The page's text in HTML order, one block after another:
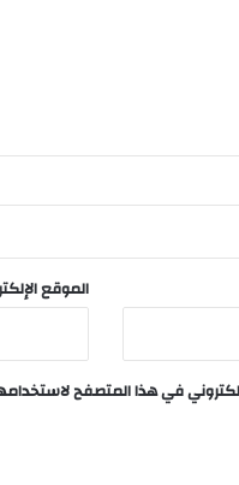
الموقع
في هذا المتصفح